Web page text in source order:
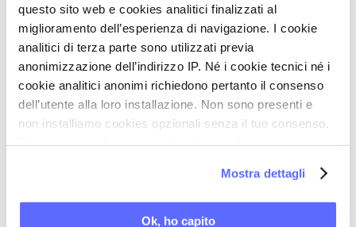
questo sito web e cookies analitici finalizzati al
miglioramento dell’esperienza di navigazione. I cookie
analitici di terza parte sono utilizzati previa
anonimizzazione dell’indirizzo IP. Né i cookie tecnici né i
cookie analitici anonimi richiedono pertanto il consenso
dell’utente alla loro installazione. Non sono presenti e
non installiamo cookies opzionali senza il tuo consenso.
Mostra dettagli
Ok, ho capito
molto più di quanto non mi domandino. In una
parola, la loro presenza è grazia!
A proposito dei fiori, mi torna in mente molto
spesso il famoso aforisma del poeta mistico
Angelo Silesio (1624-1677), in continuità con il